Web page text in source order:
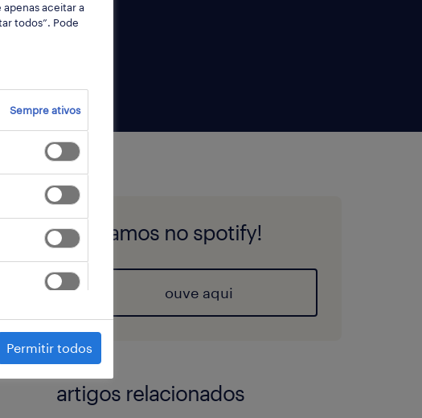
estamos no spotify!
ouve aqui
artigos relacionados
aceitar a
todos”. Pode
Sempre ativos
Permitir todos